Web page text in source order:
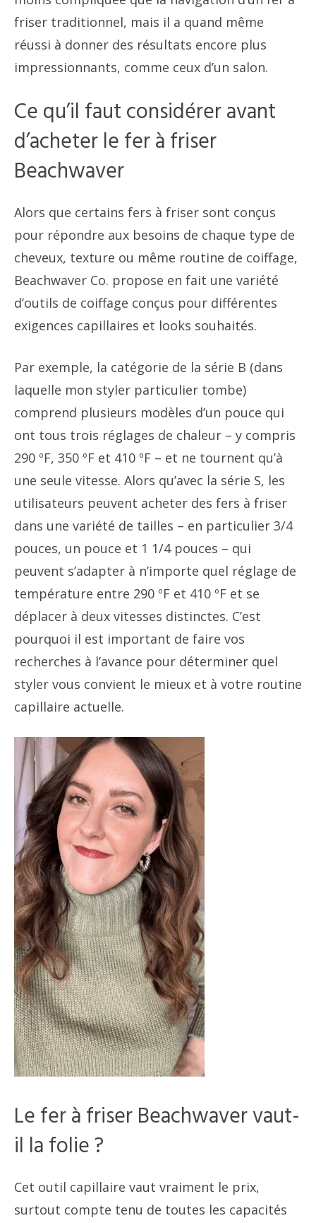
friser traditionnel, mais il a quand même
réussi à donner des résultats encore plus
impressionnants, comme ceux d’un salon.
Ce qu’il faut considérer avant
d’acheter le fer à friser
Beachwaver
Alors que certains fers à friser sont conçus
pour répondre aux besoins de chaque type de
cheveux, texture ou même routine de coiffage,
Beachwaver Co. propose en fait une variété
d’outils de coiffage conçus pour différentes
exigences capillaires et looks souhaités.
Par exemple, la catégorie de la série B (dans
laquelle mon styler particulier tombe)
comprend plusieurs modèles d’un pouce qui
ont tous trois réglages de chaleur – y compris
290 ºF, 350 ºF et 410 ºF – et ne tournent qu’à
une seule vitesse. Alors qu’avec la série S, les
utilisateurs peuvent acheter des fers à friser
dans une variété de tailles – en particulier 3/4
pouces, un pouce et 1 1/4 pouces – qui
peuvent s’adapter à n’importe quel réglage de
température entre 290 ºF et 410 ºF et se
déplacer à deux vitesses distinctes. C’est
pourquoi il est important de faire vos
recherches à l’avance pour déterminer quel
styler vous convient le mieux et à votre routine
capillaire actuelle.
Le fer à friser Beachwaver vaut-
il la folie ?
Cet outil capillaire vaut vraiment le prix,
surtout compte tenu de toutes les capacités